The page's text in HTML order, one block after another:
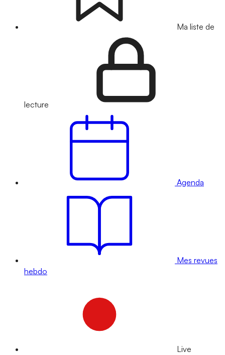
Ma liste de
lecture
Agenda
Mes revues
hebdo
Live